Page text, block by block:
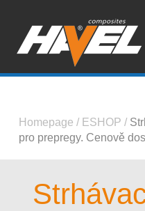
Homepage / ESHOP /
pro prepregy. Cenově